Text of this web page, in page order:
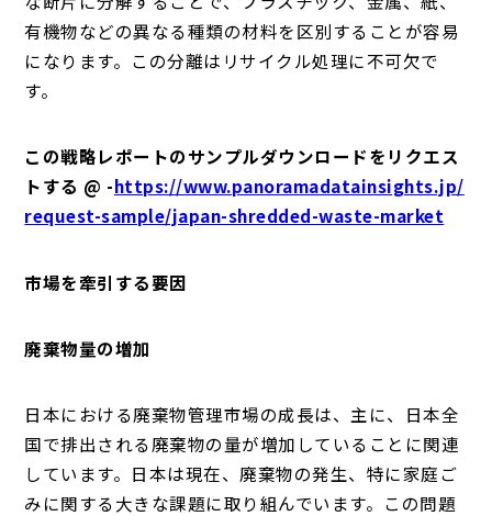
有機物などの異なる種類の材料を区別することが容易
になります。この分離はリサイクル処理に不可欠で
す。
この戦略レポートのサンプルダウンロードをリクエス
トする @ -https://www.panoramadatainsights.jp/
request-sample/japan-shredded-waste-market
市場を牽引する要因
廃棄物量の増加
日本における廃棄物管理市場の成長は、主に、日本全
国で排出される廃棄物の量が増加していることに関連
しています。日本は現在、廃棄物の発生、特に家庭ご
みに関する大きな課題に取り組んでいます。この問題